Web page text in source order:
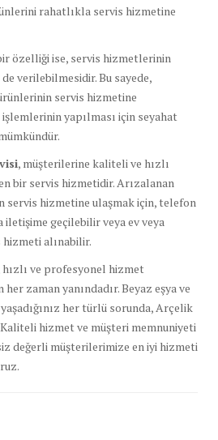
rahatlıkla servis hizmetine
özelliği ise, servis hizmetlerinin
verilebilmesidir. Bu sayede,
servis hizmetine
yapılması için seyahat
, müşterilerine kaliteli ve hızlı
bir servis hizmetidir. Arızalanan
servis hizmetine ulaşmak için, telefon
iletişime geçilebilir veya ev veya
alınabilir.
hızlı ve profesyonel hizmet
zaman yanındadır. Beyaz eşya ve
her türlü sorunda, Arçelik
hizmet ve müşteri memnuniyeti
değerli müşterilerimize en iyi hizmeti